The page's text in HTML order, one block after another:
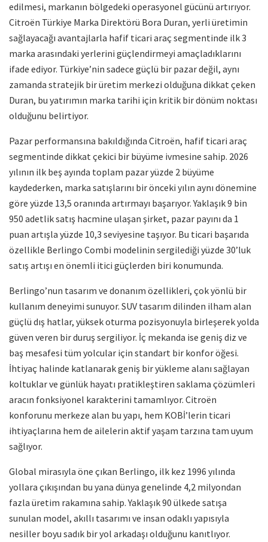
edilmesi, markanın bölgedeki operasyonel gücünü artırıyor.
Citroën Türkiye Marka Direktörü Bora Duran, yerli üretimin
sağlayacağı avantajlarla hafif ticari araç segmentinde ilk 3
marka arasındaki yerlerini güçlendirmeyi amaçladıklarını
ifade ediyor. Türkiye’nin sadece güçlü bir pazar değil, aynı
zamanda stratejik bir üretim merkezi olduğuna dikkat çeken
Duran, bu yatırımın marka tarihi için kritik bir dönüm noktası
olduğunu belirtiyor.
Pazar performansına bakıldığında Citroën, hafif ticari araç
segmentinde dikkat çekici bir büyüme ivmesine sahip. 2026
yılının ilk beş ayında toplam pazar yüzde 2 büyüme
kaydederken, marka satışlarını bir önceki yılın aynı dönemine
göre yüzde 13,5 oranında artırmayı başarıyor. Yaklaşık 9 bin
950 adetlik satış hacmine ulaşan şirket, pazar payını da 1
puan artışla yüzde 10,3 seviyesine taşıyor. Bu ticari başarıda
özellikle Berlingo Combi modelinin sergilediği yüzde 30’luk
satış artışı en önemli itici güçlerden biri konumunda.
Berlingo’nun tasarım ve donanım özellikleri, çok yönlü bir
kullanım deneyimi sunuyor. SUV tasarım dilinden ilham alan
güçlü dış hatlar, yüksek oturma pozisyonuyla birleşerek yolda
güven veren bir duruş sergiliyor. İç mekanda ise geniş diz ve
baş mesafesi tüm yolcular için standart bir konfor öğesi.
İhtiyaç halinde katlanarak geniş bir yükleme alanı sağlayan
koltuklar ve günlük hayatı pratikleştiren saklama çözümleri
aracın fonksiyonel karakterini tamamlıyor. Citroën
konforunu merkeze alan bu yapı, hem KOBİ’lerin ticari
ihtiyaçlarına hem de ailelerin aktif yaşam tarzına tam uyum
sağlıyor.
Global mirasıyla öne çıkan Berlingo, ilk kez 1996 yılında
yollara çıkışından bu yana dünya genelinde 4,2 milyondan
fazla üretim rakamına sahip. Yaklaşık 90 ülkede satışa
sunulan model, akıllı tasarımı ve insan odaklı yapısıyla
nesiller boyu sadık bir yol arkadaşı olduğunu kanıtlıyor.